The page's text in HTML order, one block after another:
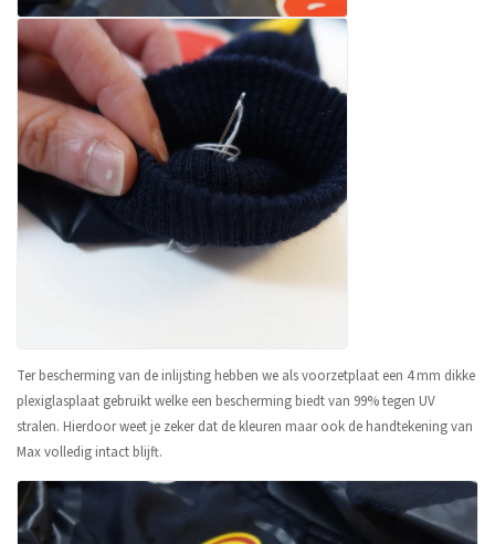
Ter bescherming van de inlijsting hebben we als voorzetplaat een 4 mm dikke
plexiglasplaat gebruikt welke een bescherming biedt van 99% tegen UV
stralen. Hierdoor weet je zeker dat de kleuren maar ook de handtekening van
Max volledig intact blijft.